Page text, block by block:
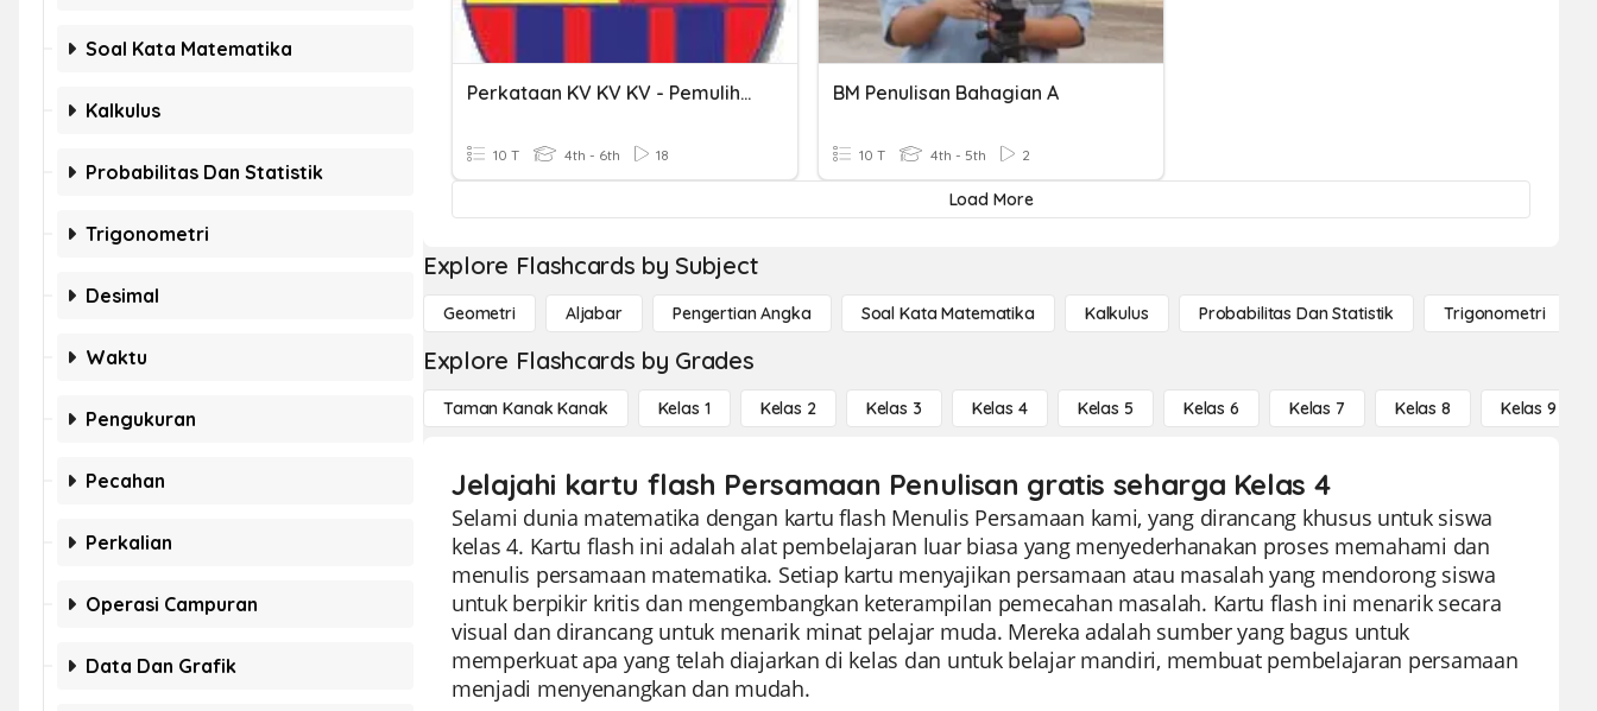
Soal Kata Matematika
Kalkulus
Probabilitas Dan Statistik
Trigonometri
Desimal
Waktu
Pengukuran
Pecahan
Perkalian
Operasi Campuran
Data Dan Grafik
Perkataan KV KV KV - Pemulihan Bahasa Melayu
10 T 4th - 6th 18
BM Penulisan Bahagian A
10 T 4th - 5th 2
Load More
Explore Flashcards by Subject
Geometri Aljabar Pengertian Angka Soal Kata Matematika Kalkulus Probabilitas Dan Statistik Trigonometri
Explore Flashcards by Grades
Taman Kanak Kanak Kelas 1 Kelas 2 Kelas 3 Kelas 4 Kelas 5 Kelas 6 Kelas 7 Kelas 8 Kelas 9
Jelajahi kartu flash Persamaan Penulisan gratis seharga Kelas 4
Selami dunia matematika dengan kartu flash Menulis Persamaan kami, yang dirancang khusus untuk siswa
kelas 4. Kartu flash ini adalah alat pembelajaran luar biasa yang menyederhanakan proses memahami dan
menulis persamaan matematika. Setiap kartu menyajikan persamaan atau masalah yang mendorong siswa
untuk berpikir kritis dan mengembangkan keterampilan pemecahan masalah. Kartu flash ini menarik secara
visual dan dirancang untuk menarik minat pelajar muda. Mereka adalah sumber yang bagus untuk
memperkuat apa yang telah diajarkan di kelas dan untuk belajar mandiri, membuat pembelajaran persamaan
menjadi menyenangkan dan mudah.